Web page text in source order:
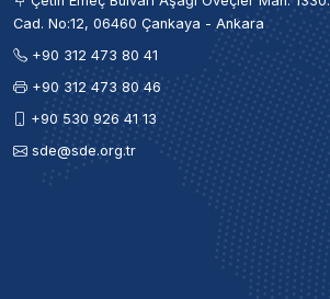
Cad. No:12, 06460 Çankaya - Ankara
+90 312 473 80 41
+90 312 473 80 46
+90 530 926 41 13
sde@sde.org.tr